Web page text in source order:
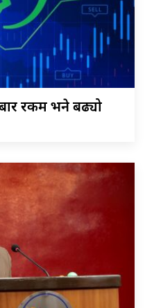
रकम भने बढ्यो